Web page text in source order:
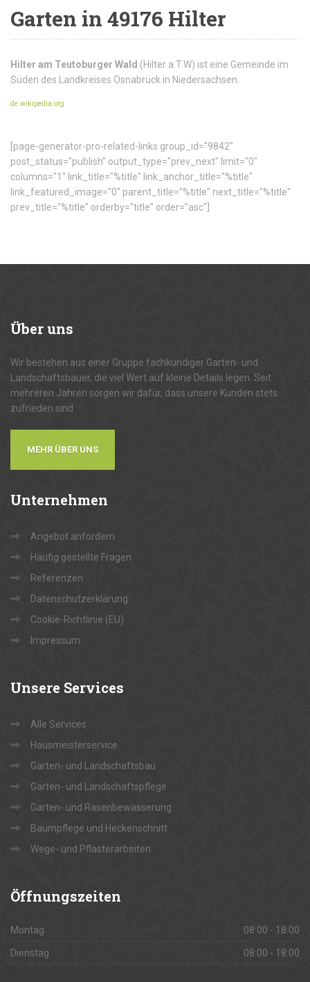
Garten in 49176 Hilter
Hilter am Teutoburger Wald (Hilter a.T.W) ist eine Gemeinde im
Süden des Landkreises Osnabrück in Niedersachsen.
de.wikipedia.org
[page-generator-pro-related-links group_id="9842"
post_status="publish" output_type="prev_next" limit="0"
columns="1" link_title="%title" link_anchor_title="%title"
link_featured_image="0" parent_title="%title" next_title="%title"
prev_title="%title" orderby="title" order="asc"]
Überuns
Wir bestehen aus einer Gruppe fachkundiger Garten- und
Landschaftsbauer, die viel Wert auf kleine Details legen. Seit
mehreren Jahren sorgen wir dafür, dass unsere Kunden stets
zufrieden sind.
MEHR ÜBER UNS
Unternehmen
Angebot anfordern
Häufig gestellte Fragen
Referenzen
Datenschutzerklärung
Cookie-Richtlinie (EU)
Impressum
Unsere Services
Alle Services
Hausmeisterservice
Garten- und Landschaftsbau
Garten- und Landschaftspflege
Garten- und Rasenbewässerung
Baumpflege und Heckenschnitt
Wege- und Pflasterarbeiten
Öffnungszeiten
Montag 08:00 - 18:00
Dienstag 08:00 - 18:00